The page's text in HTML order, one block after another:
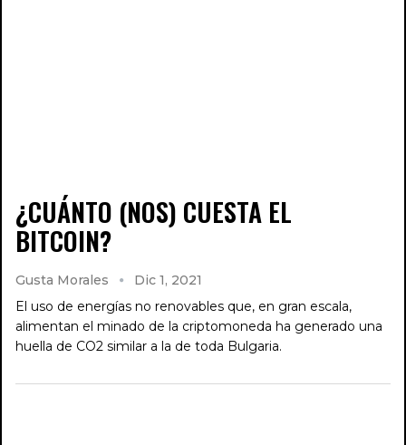
¿CUÁNTO (NOS) CUESTA EL
BITCOIN?
Gusta Morales
Dic 1, 2021
El uso de energías no renovables que, en gran escala,
alimentan el minado de la criptomoneda ha generado una
huella de CO2 similar a la de toda Bulgaria.